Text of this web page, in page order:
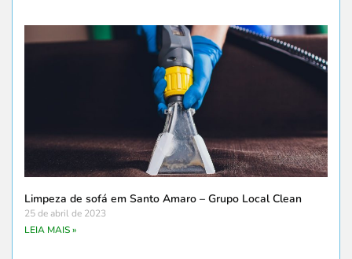
Limpeza de sofá em Santo Amaro – Grupo Local Clean
25 de abril de 2023
LEIA MAIS »